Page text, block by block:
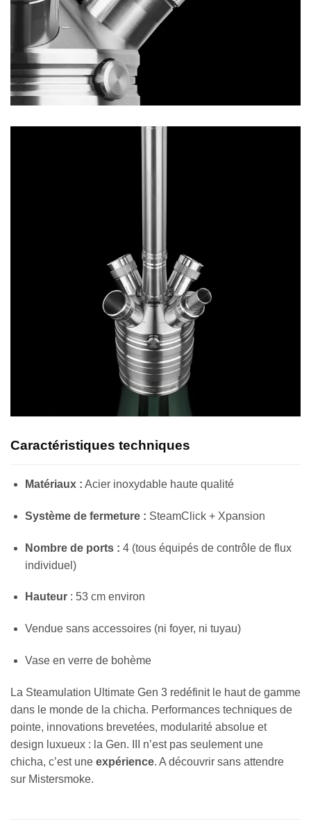
Caractéristiques techniques
Matériaux : Acier inoxydable haute qualité
Système de fermeture : SteamClick + Xpansion
Nombre de ports : 4 (tous équipés de contrôle de flux
individuel)
Hauteur: 53 cm environ
Vendue sans accessoires (ni foyer, ni tuyau)
Vase en verre de bohème
La Steamulation Ultimate Gen 3 redéfinit le haut de gamme
dans le monde de la chicha. Performances techniques de
pointe, innovations brevetées, modularité absolue et
design luxueux : la Gen. III n’est pas seulement une
chicha, c’est une expérience. A découvrir sans attendre
sur Mistersmoke.